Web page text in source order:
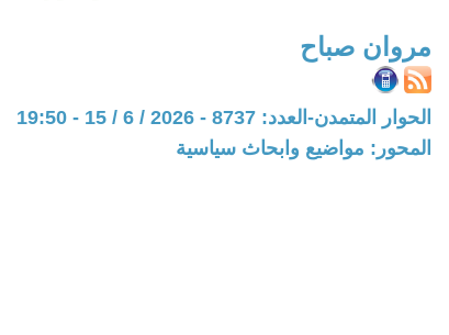
مروان صباح
الحوار المتمدن-العدد: 8737 - 2026 / 6 / 15 - 19:50
المحور: مواضيع وابحاث سياسية